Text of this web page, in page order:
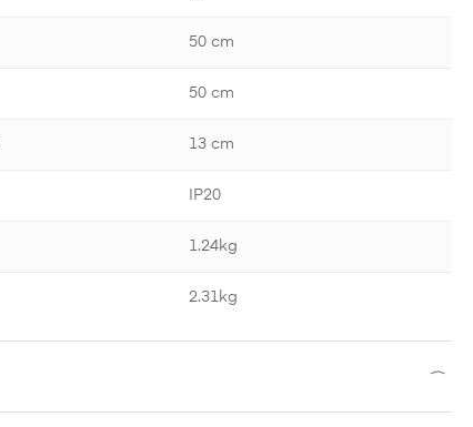
50 cm
50 cm
13 cm
IP20
1.24kg
2.31kg